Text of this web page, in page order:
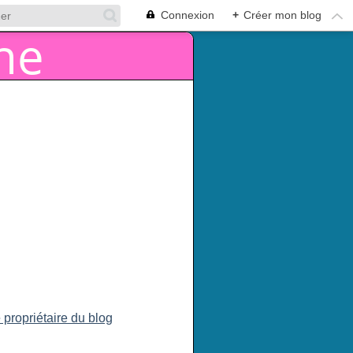
Connexion + Créer mon blog
propriétaire du blog